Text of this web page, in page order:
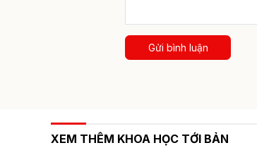
Gửi bình luận
XEM THÊM KHOA HỌC TỚI BẢN